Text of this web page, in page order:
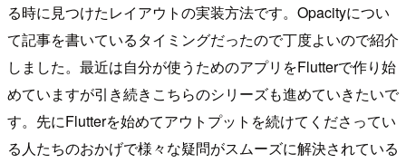
る時に見つけたレイアウトの実装方法です。Opacityについ
て記事を書いているタイミングだったので丁度よいので紹介
しました。最近は自分が使うためのアプリをFlutterで作り始
めていますが引き続きこちらのシリーズも進めていきたいで
す。先にFlutterを始めてアウトプットを続けてくださってい
る人たちのおかげで様々な疑問がスムーズに解決されている